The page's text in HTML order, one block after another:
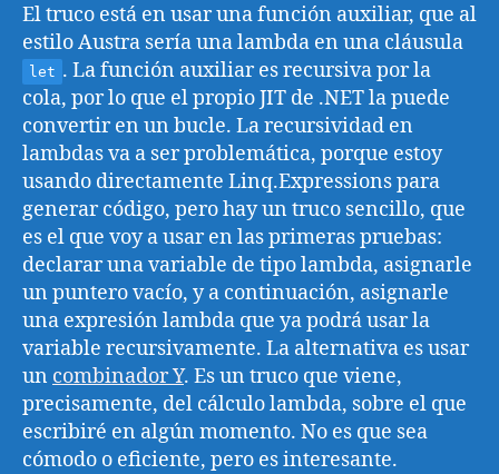
El truco está en usar una función auxiliar, que al
estilo Austra sería una lambda en una cláusula
let . La función auxiliar es recursiva por la
cola, por lo que el propio JIT de .NET la puede
convertir en un bucle. La recursividad en
lambdas va a ser problemática, porque estoy
usando directamente Linq.Expressions para
generar código, pero hay un truco sencillo, que
es el que voy a usar en las primeras pruebas:
declarar una variable de tipo lambda, asignarle
un puntero vacío, y a continuación, asignarle
una expresión lambda que ya podrá usar la
variable recursivamente. La alternativa es usar
un combinador Y. Es un truco que viene,
precisamente, del cálculo lambda, sobre el que
escribiré en algún momento. No es que sea
cómodo o eficiente, pero es interesante.